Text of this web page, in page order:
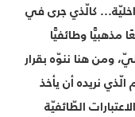
كالّذي جرى في
وطائفيًّا
ومن هنا ننوّه بقرار
نريده أن يأخذ
الطّائفيّة